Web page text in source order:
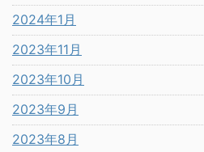
2024年1月
2023年11月
2023年10月
2023年9月
2023年8月